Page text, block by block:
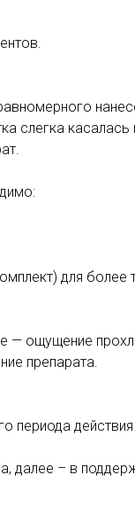
слегка
для более
— ощущение
препарата.
периода
далее – в